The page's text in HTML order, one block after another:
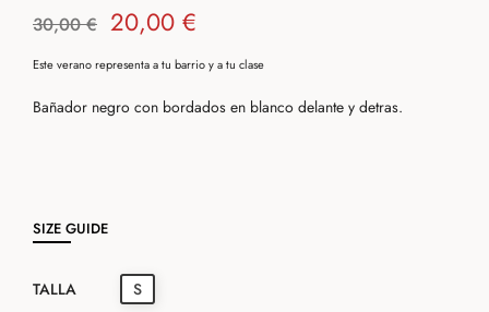
30,00 € 20,00 €
Este verano representa a tu barrio y a tu clase
Bañador negro con bordados en blanco delante y detras.
SIZE GUIDE
TALLA S